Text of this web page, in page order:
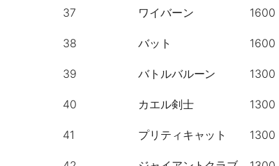
37 ワイバーン 1600
38 バット 1600
39 バトルバルーン 1300
40 カエル剣士 1300
41 プリティキャット 1300